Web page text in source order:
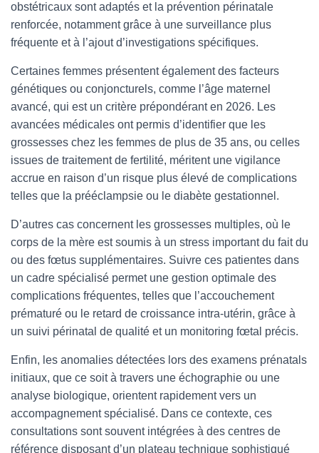
obstétricaux sont adaptés et la prévention périnatale
renforcée, notamment grâce à une surveillance plus
fréquente et à l’ajout d’investigations spécifiques.
Certaines femmes présentent également des facteurs
génétiques ou conjoncturels, comme l’âge maternel
avancé, qui est un critère prépondérant en 2026. Les
avancées médicales ont permis d’identifier que les
grossesses chez les femmes de plus de 35 ans, ou celles
issues de traitement de fertilité, méritent une vigilance
accrue en raison d’un risque plus élevé de complications
telles que la prééclampsie ou le diabète gestationnel.
D’autres cas concernent les grossesses multiples, où le
corps de la mère est soumis à un stress important du fait du
ou des fœtus supplémentaires. Suivre ces patientes dans
un cadre spécialisé permet une gestion optimale des
complications fréquentes, telles que l’accouchement
prématuré ou le retard de croissance intra-utérin, grâce à
un suivi périnatal de qualité et un monitoring fœtal précis.
Enfin, les anomalies détectées lors des examens prénatals
initiaux, que ce soit à travers une échographie ou une
analyse biologique, orientent rapidement vers un
accompagnement spécialisé. Dans ce contexte, ces
consultations sont souvent intégrées à des centres de
référence disposant d’un plateau technique sophistiqué